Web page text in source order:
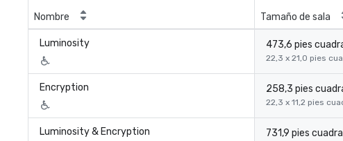
Nombre Tamaño de sala
Luminosity 473,6 pies
22,3 x 21,0 pies
Encryption 258,3 pies
22,3 x 11,2 pies
Luminosity & Encryption 731,9 pies